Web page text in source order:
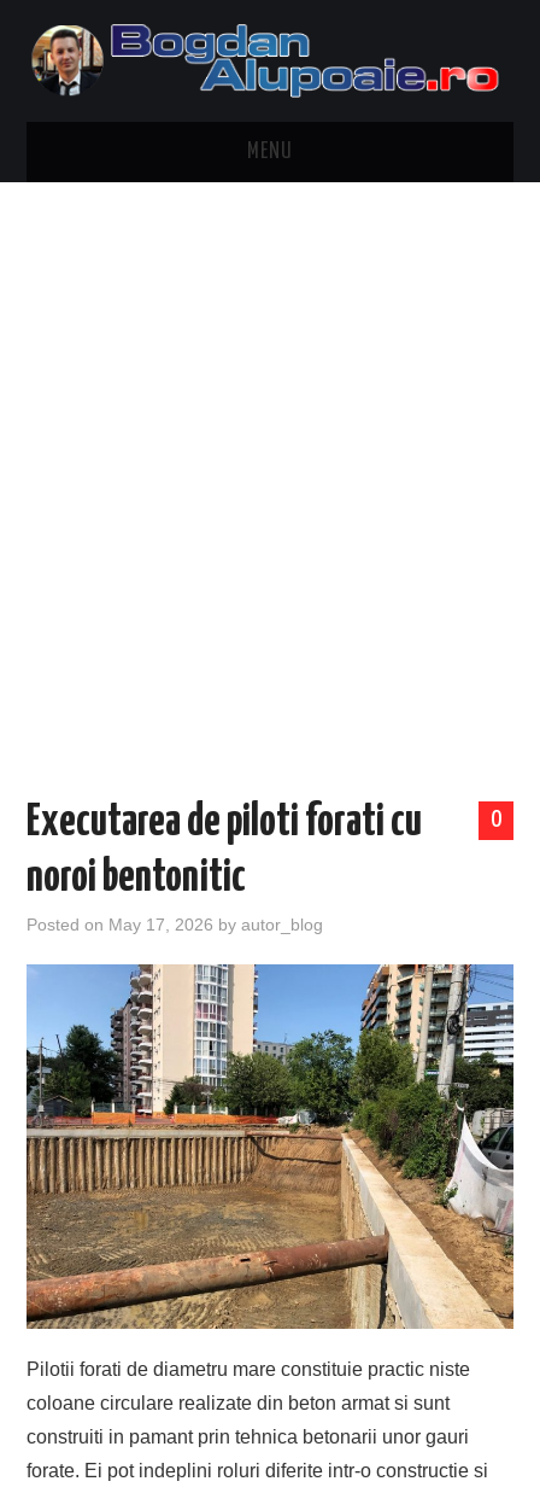
MENU
0
Executarea de piloti forati cu
noroi bentonitic
Posted on May 17, 2026 byautor_blog
Pilotii forati de diametru mare constituie practic niste
coloane circulare realizate din beton armat si sunt
construiti in pamant prin tehnica betonarii unor gauri
forate. Ei pot indeplini roluri diferite intr-o constructie si